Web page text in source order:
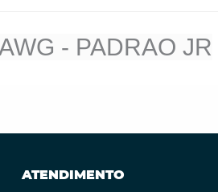
- PADRAO JR
ATENDIMENTO